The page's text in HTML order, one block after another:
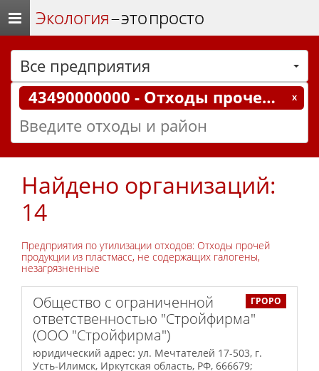
Экология– это просто
Все предприятия
43490000000 - Отходы прочей продукции из пластмасс, не содержащих галогены, незагрязненные
Найдено организаций:
14
Предприятия по утилизации отходов: Отходы прочей
продукции из пластмасс, не содержащих галогены,
незагрязненные
ГРОРО
Общество с ограниченной
ответственностью "Стройфирма"
(ООО "Стройфирма")
юридический адрес: ул. Мечтателей 17-503, г.
Усть-Илимск, Иркутская область, РФ, 666679;